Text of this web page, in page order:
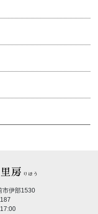
里房 りほう
伊部1530